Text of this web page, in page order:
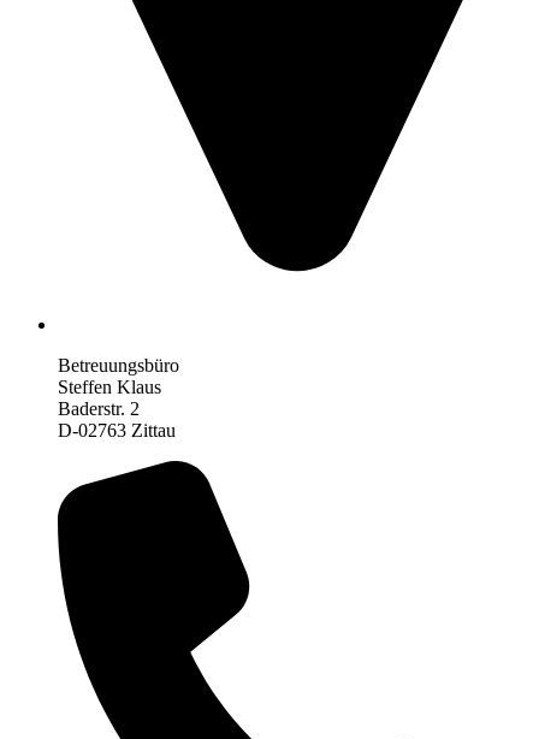
Betreuungsbüro
Steffen Klaus
Baderstr. 2
D-02763 Zittau